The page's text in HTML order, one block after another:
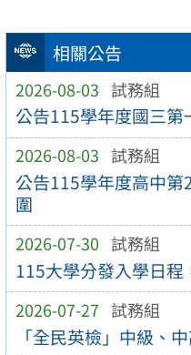
相關公告
2026-08-03 試務組
公告115學年度國三第
2026-08-03 試務組
公告115學年度高中
圍
2026-07-30 試務組
115大學分發入學日
2026-07-27 試務組
「全民英檢」中級、